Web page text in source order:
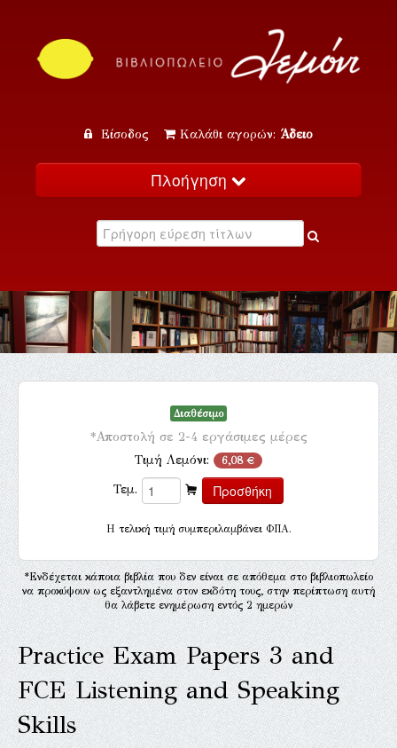
Είσοδος Καλάθι αγορών: Άδειο
Πλοήγηση
Κατάλογος
Εκδηλώσεις
Επικοινωνία
Διαθέσιμο
*Αποστολή σε 2-4 εργάσιμες μέρες
Τιμή Λεμόνι: 6,08 €
Τεμ.
H τελική τιμή συμπεριλαμβάνει ΦΠΑ.
*Ενδέχεται κάποια βιβλία που δεν είναι σε απόθεμα στο βιβλιοπωλείο
να προκύψουν ως εξαντλημένα στον εκδότη τους, στην περίπτωση αυτή
θα λάβετε ενημέρωση εντός 2 ημερών
Practice Exam Papers 3 and
FCE Listening and Speaking
Skills